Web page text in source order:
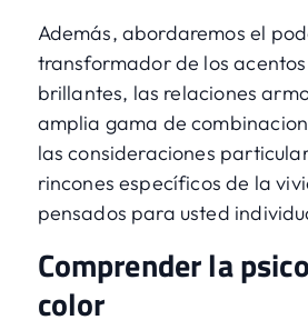
Además, abordaremos el
transformador de los
brillantes, las relaciones
amplia gama de
las consideraciones
rincones específicos de la
pensados para usted
Comprender la
color